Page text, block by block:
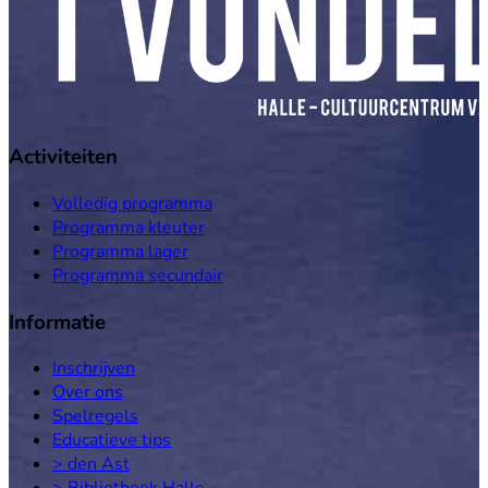
Activiteiten
Volledig programma
Programma kleuter
Programma lager
Programma secundair
Informatie
Inschrijven
Over ons
Spelregels
Educatieve tips
> den Ast